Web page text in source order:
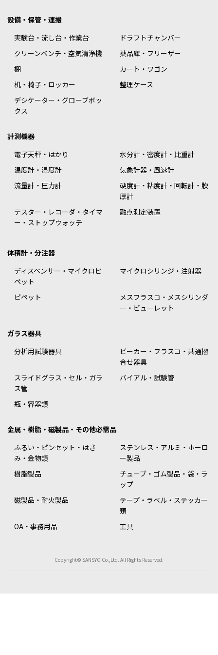
設備・保管・運搬
実験台・流し台・作業台
ドラフトチャンバー
クリーンベンチ・空気清浄機
薬品庫・フリーザー
棚
カート・ワゴン
机・椅子・ロッカー
整理ケース
デシケーター・グローブボッ
クス
計測機器
電子天秤・はかり
水分計・密度計・比重計
温度計・湿度計
気象計器・風速計
流量計・圧力計
硬度計・粘度計・回転計・膜
厚計
テスター・レコーダ・タイマ
ー・ストップウォッチ
融点測定装置
体積計・分注器
ディスペンサー・マイクロピ
ペット
マイクロシリンジ・注射器
ピペット
メスフラスコ・メスシリンダ
ー・ビューレット
ガラス器具
分析用試験器具
ビーカー・フラスコ・共通摺
合せ器具
スライドグラス・セル・ガラ
ス管
バイアル・試験管
瓶・容器類
金属・樹脂・磁製品・その他必需品
ふるい・ピンセット・はさ
み・金物類
ステンレス・アルミ・ホーロ
ー製品
樹脂製品
チューブ・ゴム製品・袋・ラ
ップ
磁製品・耐火製品
テープ・ラベル・ステッカー
類
OA・事務用品
工具
Copyright© SANSYO Co.,Ltd. All Rights Reserved.